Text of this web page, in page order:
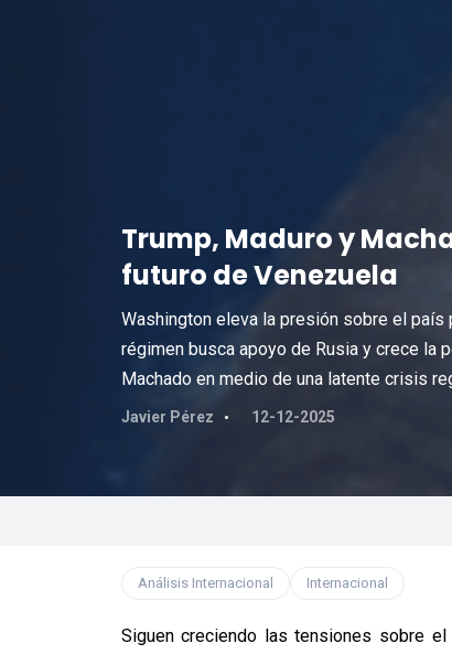
Trump, Maduro y
futuro de Venezuela
Washington eleva la presión sobre el
régimen busca apoyo de Rusia y crece la
Machado en medio de una latente crisis
Javier Pérez 12-12-2025
Análisis Internacional Internacional
Siguen creciendo las tensiones sobre